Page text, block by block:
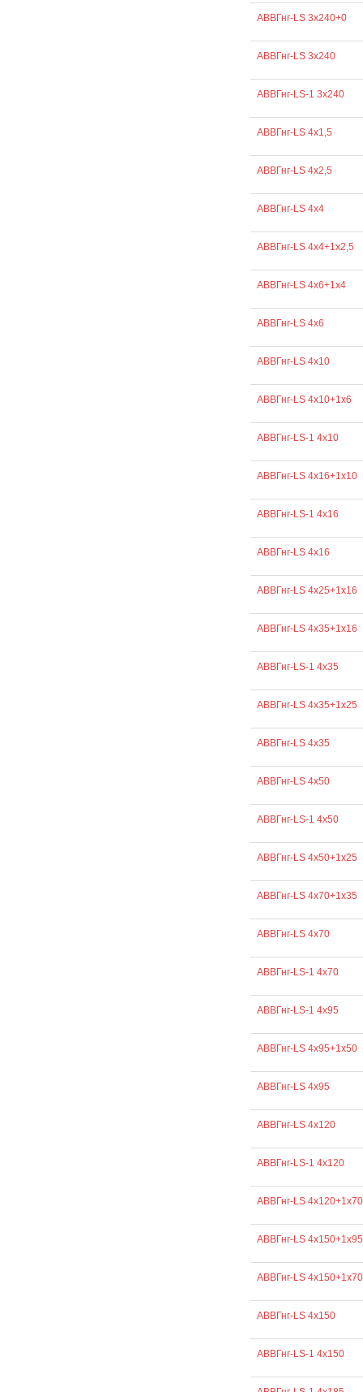
АВВГнг-LS 3х240+0
АВВГнг-LS 3х240
АВВГнг-LS-1 3х240
АВВГнг-LS 4х1,5
АВВГнг-LS 4х2,5
АВВГнг-LS 4х4
АВВГнг-LS 4х4+1х2,5
АВВГнг-LS 4х6+1х4
АВВГнг-LS 4х6
АВВГнг-LS 4х10
АВВГнг-LS 4х10+1х6
АВВГнг-LS-1 4х10
АВВГнг-LS 4х16+1х10
АВВГнг-LS-1 4х16
АВВГнг-LS 4х16
АВВГнг-LS 4х25+1х16
АВВГнг-LS 4х35+1х16
АВВГнг-LS-1 4х35
АВВГнг-LS 4х35+1х25
АВВГнг-LS 4х35
АВВГнг-LS 4х50
АВВГнг-LS-1 4х50
АВВГнг-LS 4х50+1х25
АВВГнг-LS 4х70+1х35
АВВГнг-LS 4х70
АВВГнг-LS-1 4х70
АВВГнг-LS-1 4х95
АВВГнг-LS 4х95+1х50
АВВГнг-LS 4х95
АВВГнг-LS 4х120
АВВГнг-LS-1 4х120
АВВГнг-LS 4х120+1х70
АВВГнг-LS 4х150+1х95
АВВГнг-LS 4х150+1х70
АВВГнг-LS 4х150
АВВГнг-LS-1 4х150